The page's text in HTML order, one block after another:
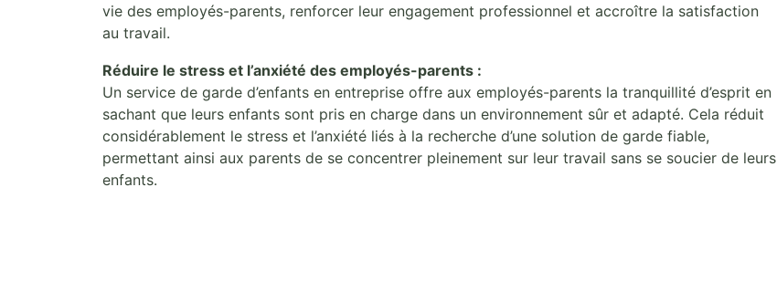
vie des employés-parents, renforcer leur engagement professionnel et accroître la satisfaction
au travail.
Réduire le stress et l’anxiété des employés-parents :
Un service de garde d’enfants en entreprise offre aux employés-parents la tranquillité d’esprit en
sachant que leurs enfants sont pris en charge dans un environnement sûr et adapté. Cela réduit
considérablement le stress et l’anxiété liés à la recherche d’une solution de garde fiable,
permettant ainsi aux parents de se concentrer pleinement sur leur travail sans se soucier de leurs
enfants.